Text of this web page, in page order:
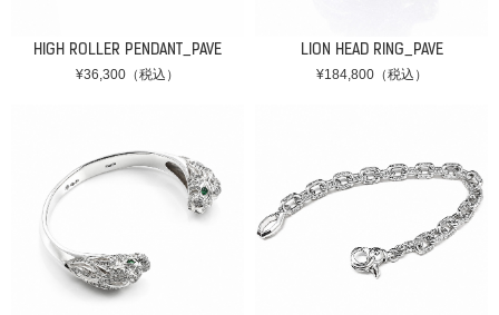
HIGH ROLLER PENDANT_PAVE
¥36,300（税込）
LION HEAD RING_PAVE
¥184,800（税込）